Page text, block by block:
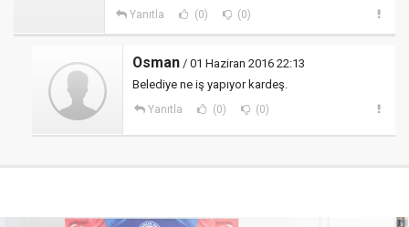
Yanıtla (0) (0)
Osman / 01 Haziran 2016 22:13
Belediye ne iş yapıyor kardeş.
Yanıtla (0) (0)